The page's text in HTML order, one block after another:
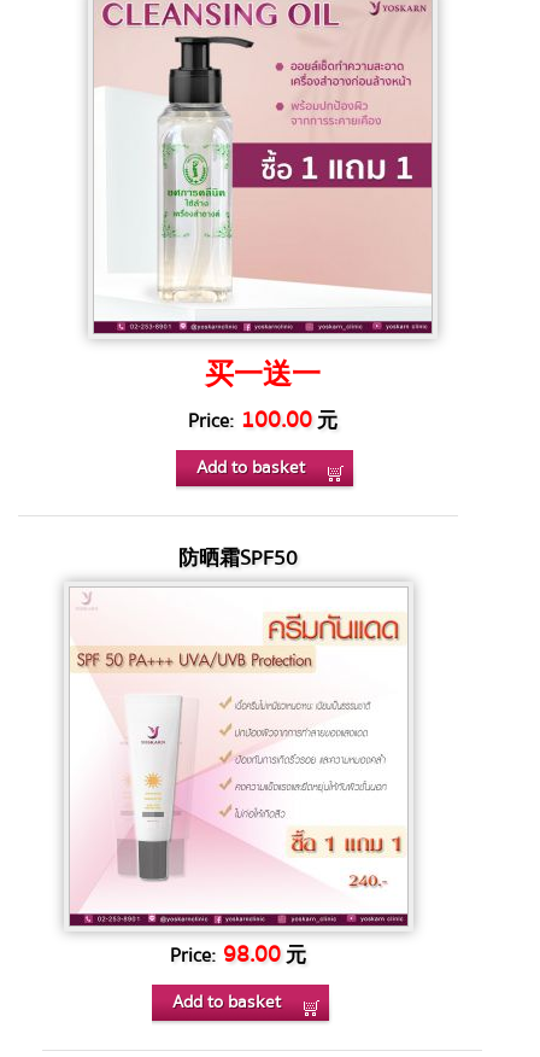
买一送一
Price: 100.00元
Add to basket
防晒霜SPF50
Price: 98.00元
Add to basket